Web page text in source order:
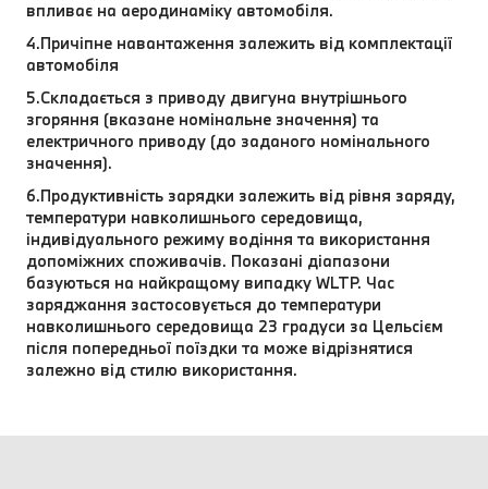
впливає на аеродинаміку автомобіля.
4.Причіпне навантаження залежить від комплектації
автомобіля
5.Складається з приводу двигуна внутрішнього
згоряння (вказане номінальне значення) та
електричного приводу (до заданого номінального
значення).
6.Продуктивність зарядки залежить від рівня заряду,
температури навколишнього середовища,
індивідуального режиму водіння та використання
допоміжних споживачів. Показані діапазони
базуються на найкращому випадку WLTP. Час
заряджання застосовується до температури
навколишнього середовища 23 градуси за Цельсієм
після попередньої поїздки та може відрізнятися
залежно від стилю використання.